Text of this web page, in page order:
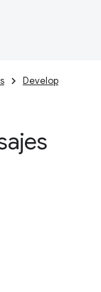
Develop